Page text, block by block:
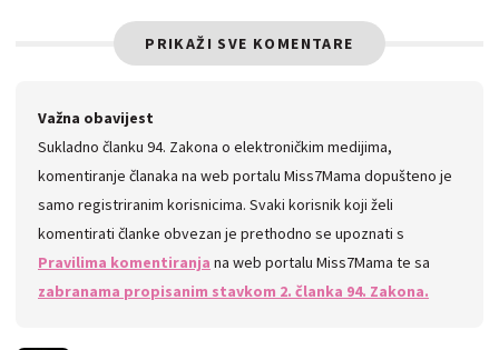
PRIKAŽI SVE KOMENTARE
Važna obavijest
Sukladno članku 94. Zakona o elektroničkim medijima,
komentiranje članaka na web portalu Miss7Mama dopušteno je
samo registriranim korisnicima. Svaki korisnik koji želi
komentirati članke obvezan je prethodno se upoznati s
Pravilima komentiranja na web portalu Miss7Mama te sa
zabranama propisanim stavkom 2. članka 94. Zakona.